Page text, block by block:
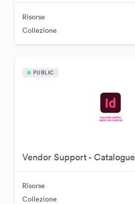
Risorse
Collezione
PUBLIC
Vendor Support - Catalogue
Risorse
Collezione